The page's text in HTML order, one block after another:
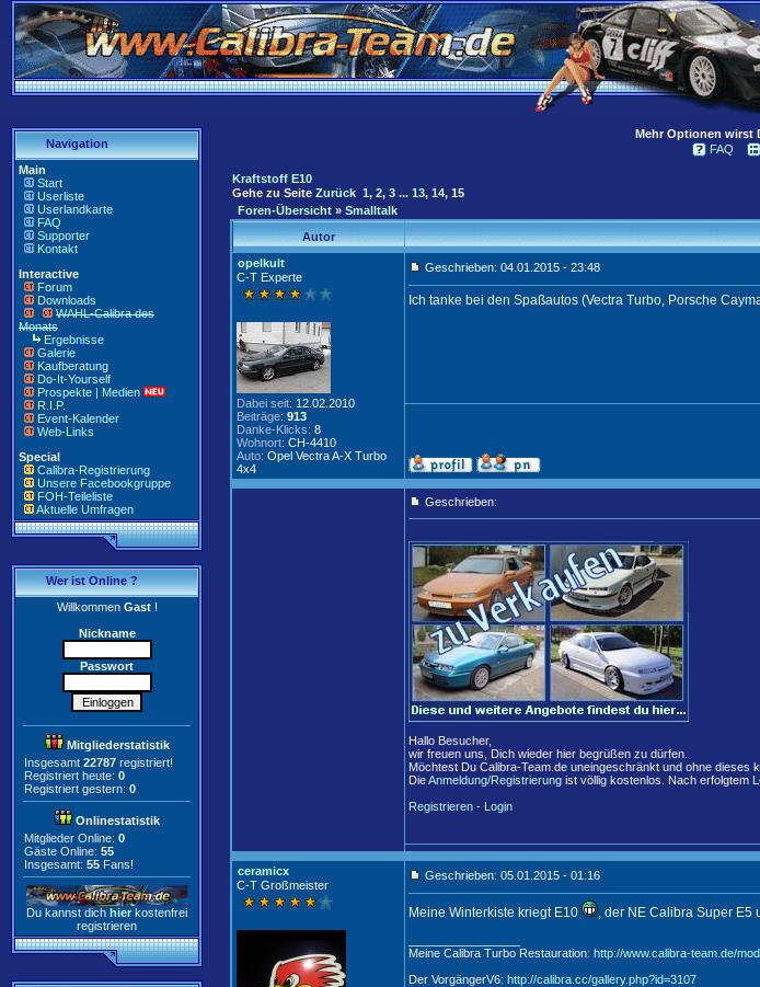
Navigation
Main
Start
Userliste
Userlandkarte
FAQ
Supporter
Kontakt
Interactive
Forum
Downloads
WAHL-Calibra des
Monats
Ergebnisse
Galerie
Kaufberatung
Do-It-Yourself
Prospekte | Medien
R.I.P.
Event-Kalender
Web-Links
Special
Calibra-Registrierung
Unsere Facebookgruppe
FOH-Teileliste
Aktuelle Umfragen
Wer ist Online ?
WillkommenGast!
Nickname
Passwort
Mitgliederstatistik
Insgesamt 22787 registriert!
Registriert heute: 0
Registriert gestern: 0
Onlinestatistik
Mitglieder Online: 0
Gäste Online: 55
Insgesamt: 55 Fans!
Du kannst dich hier kostenfrei
registrieren
Mehr Optionen wirst
FAQ
Kraftstoff E10
Gehe zu Seite Zurück 1, 2, 3 ... 13, 14, 15
Foren-Übersicht » Smalltalk
Autor
opelkult
C-T Experte
Dabei seit: 12.02.2010
Beiträge: 913
Danke-Klicks: 8
Wohnort: CH-4410
Auto: Opel Vectra A-X Turbo
4x4
Geschrieben: 04.01.2015 - 23:48
Ich tanke bei den Spaßautos (Vectra Turbo, Porsche
Geschrieben:
Hallo Besucher,
wir freuen uns, Dich wieder hier begrüßen zu dürfen.
Möchtest Du Calibra-Team.de uneingeschränkt und ohne dieses
DieAnmeldung/Registrierung ist völlig kostenlos. Nach erfolgtem
Registrieren - Login
ceramicx
C-T Großmeister
Geschrieben: 05.01.2015 - 01:16
Meine Winterkiste kriegt E10 , der NE Calibra Super E5
Meine Calibra Turbo Restauration: http://www.calibra-team.de/
Der VorgängerV6: http://calibra.cc/gallery.php?id=3107